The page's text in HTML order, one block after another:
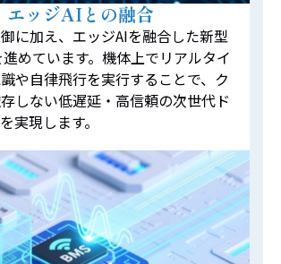
エッジAIとの融合
に加え、エッジAIを融合した新型
めています。機体上でリアルタイ
や自律飛行を実行することで、ク
しない低遅延・高信頼の次世代ド
実現します。